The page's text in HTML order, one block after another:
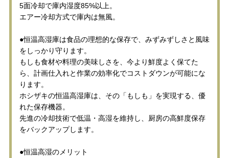
5面冷却で庫内湿度85%以上。
エアー冷却方式で庫内は無風。
●恒温高湿庫は食品の理想的な保存で、みずみずしさと風味
をしっかり守ります。
もしも食材や料理の美味しさを、今より鮮度よく保てた
ら、計画仕入れと作業の効率化でコストダウンが可能にな
ります。
ホシザキの恒温高湿庫は、その「もしも」を実現する、優
れた保存機器。
先進の冷却技術で低温・高湿を維持し、厨房の高鮮度保存
をバックアップします。
●恒温高湿のメリット